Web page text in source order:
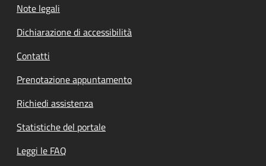
Note legali
Dichiarazione di accessibilità
Contatti
Prenotazione appuntamento
Richiedi assistenza
Statistiche del portale
Leggi le FAQ